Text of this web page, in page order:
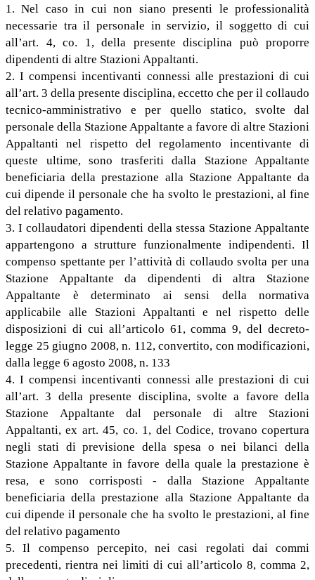
1. Nel caso in cui non siano presenti le professionalità
necessarie tra il personale in servizio, il soggetto di cui
all’art. 4, co. 1, della presente disciplina può proporre
dipendenti di altre Stazioni Appaltanti.
2. I compensi incentivanti connessi alle prestazioni di cui
all’art. 3 della presente disciplina, eccetto che per il collaudo
tecnico-amministrativo e per quello statico, svolte dal
personale della Stazione Appaltante a favore di altre Stazioni
Appaltanti nel rispetto del regolamento incentivante di
queste ultime, sono trasferiti dalla Stazione Appaltante
beneficiaria della prestazione alla Stazione Appaltante da
cui dipende il personale che ha svolto le prestazioni, al fine
del relativo pagamento.
3. I collaudatori dipendenti della stessa Stazione Appaltante
appartengono a strutture funzionalmente indipendenti. Il
compenso spettante per l’attività di collaudo svolta per una
Stazione Appaltante da dipendenti di altra Stazione
Appaltante è determinato ai sensi della normativa
applicabile alle Stazioni Appaltanti e nel rispetto delle
disposizioni di cui all’articolo 61, comma 9, del decreto-
legge 25 giugno 2008, n. 112, convertito, con modificazioni,
dalla legge 6 agosto 2008, n. 133
4. I compensi incentivanti connessi alle prestazioni di cui
all’art. 3 della presente disciplina, svolte a favore della
Stazione Appaltante dal personale di altre Stazioni
Appaltanti, ex art. 45, co. 1, del Codice, trovano copertura
negli stati di previsione della spesa o nei bilanci della
Stazione Appaltante in favore della quale la prestazione è
resa, e sono corrisposti - dalla Stazione Appaltante
beneficiaria della prestazione alla Stazione Appaltante da
cui dipende il personale che ha svolto le prestazioni, al fine
del relativo pagamento
5. Il compenso percepito, nei casi regolati dai commi
precedenti, rientra nei limiti di cui all’articolo 8, comma 2,